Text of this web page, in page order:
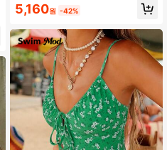
5,160원 -42%